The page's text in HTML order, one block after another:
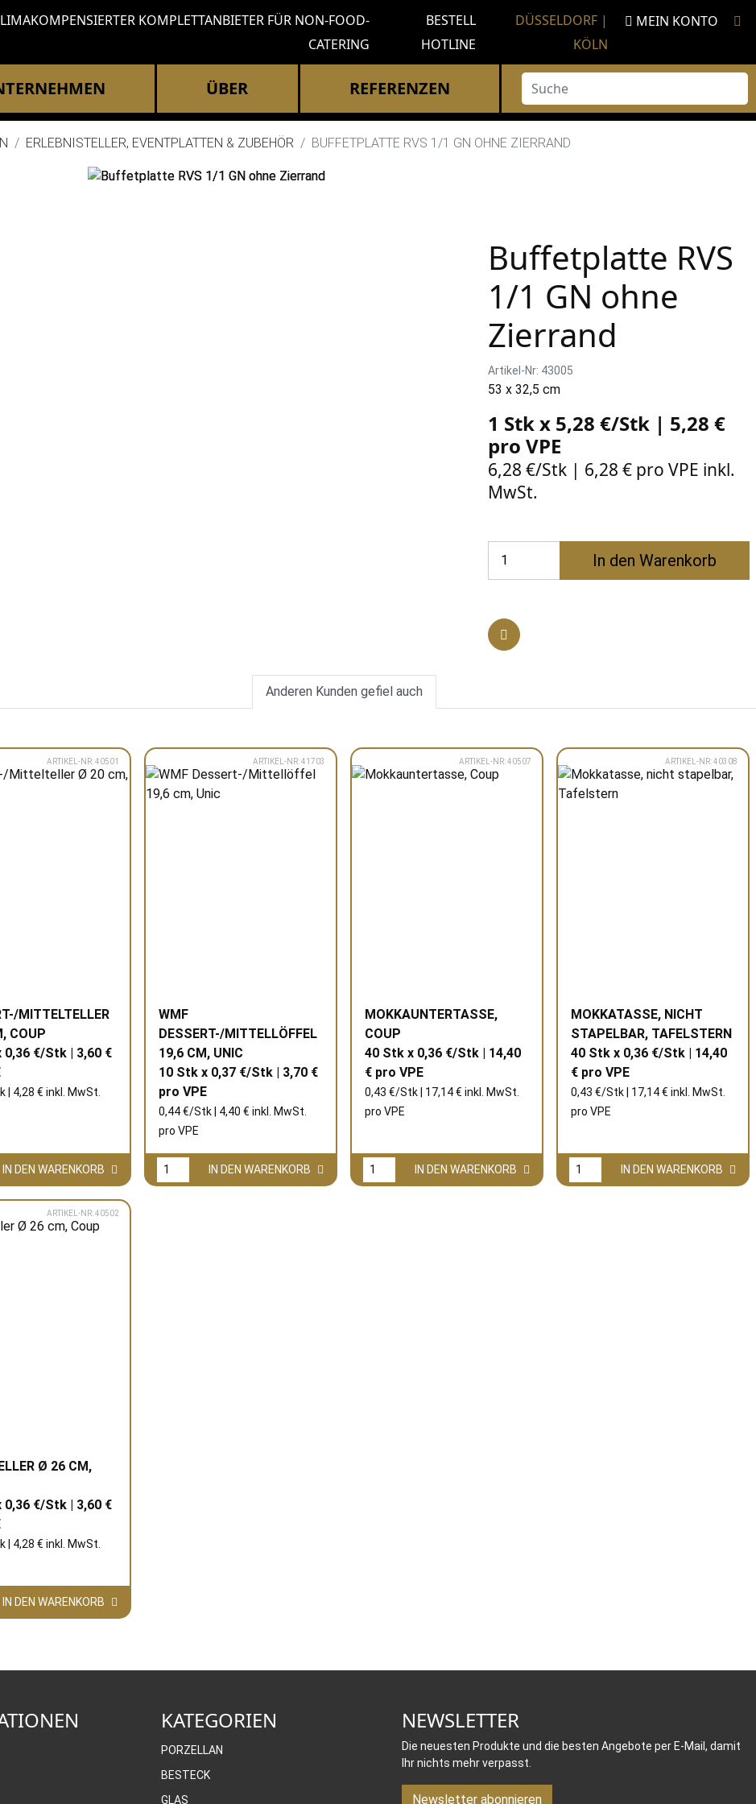
KOMPLETTANBIETER FÜR NON-FOOD-
CATERING
BESTELL
HOTLINE
DÜSSELDORF |
KÖLN
MEIN KONTO
ÜBER REFERENZEN Suche
ERLEBNISTELLER, EVENTPLATTEN & ZUBEHÖR BUFFETPLATTE RVS 1/1 GN OHNE ZIERRAND
Buffetplatte RVS
1/1 GN ohne
Zierrand
Artikel-Nr: 43005
53 x 32,5 cm
1 Stk x 5,28 €/Stk | 5,28 €
pro VPE
6,28 €/Stk | 6,28 € pro VPE inkl.
MwSt.
In den Warenkorb
Anderen Kunden gefiel auch
ARTIKEL-NR: 40501
MITTELTELLER
COUP
0,36 €/Stk | 3,60 €
| 4,28 € inkl. MwSt.
IN DEN WARENKORB
ARTIKEL-NR: 41703
WMF
DESSERT-/MITTELLÖFFEL
19,6 CM, UNIC
10 Stk x 0,37 €/Stk | 3,70 €
pro VPE
0,44 €/Stk | 4,40 € inkl. MwSt.
pro VPE
IN DEN WARENKORB
ARTIKEL-NR: 40507
MOKKAUNTERTASSE,
COUP
40 Stk x 0,36 €/Stk | 14,40
€ pro VPE
0,43 €/Stk | 17,14 € inkl. MwSt.
pro VPE
IN DEN WARENKORB
ARTIKEL-NR: 40308
MOKKATASSE, NICHT
STAPELBAR, TAFELSTERN
40 Stk x 0,36 €/Stk | 14,40
€ pro VPE
0,43 €/Stk | 17,14 € inkl. MwSt.
pro VPE
IN DEN WARENKORB
ARTIKEL-NR: 40502
Ø 26 CM,
0,36 €/Stk | 3,60 €
| 4,28 € inkl. MwSt.
IN DEN WARENKORB
KATEGORIEN
PORZELLAN
BESTECK
GLAS
NEWSLETTER
Die neuesten Produkte und die besten Angebote per E-Mail, damit
Ihr nichts mehr verpasst.
Newsletter abonnieren